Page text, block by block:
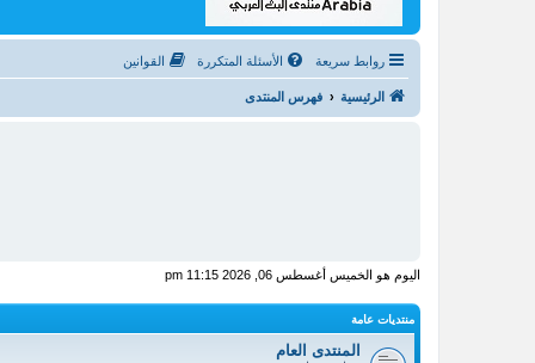
روابط سريعة الأسئلة المتكررة القوانين
الرئيسية فهرس المنتدى
اليوم هو الخميس أغسطس 06, 2026 11:15 pm
منتديات عامة
المنتدى العام